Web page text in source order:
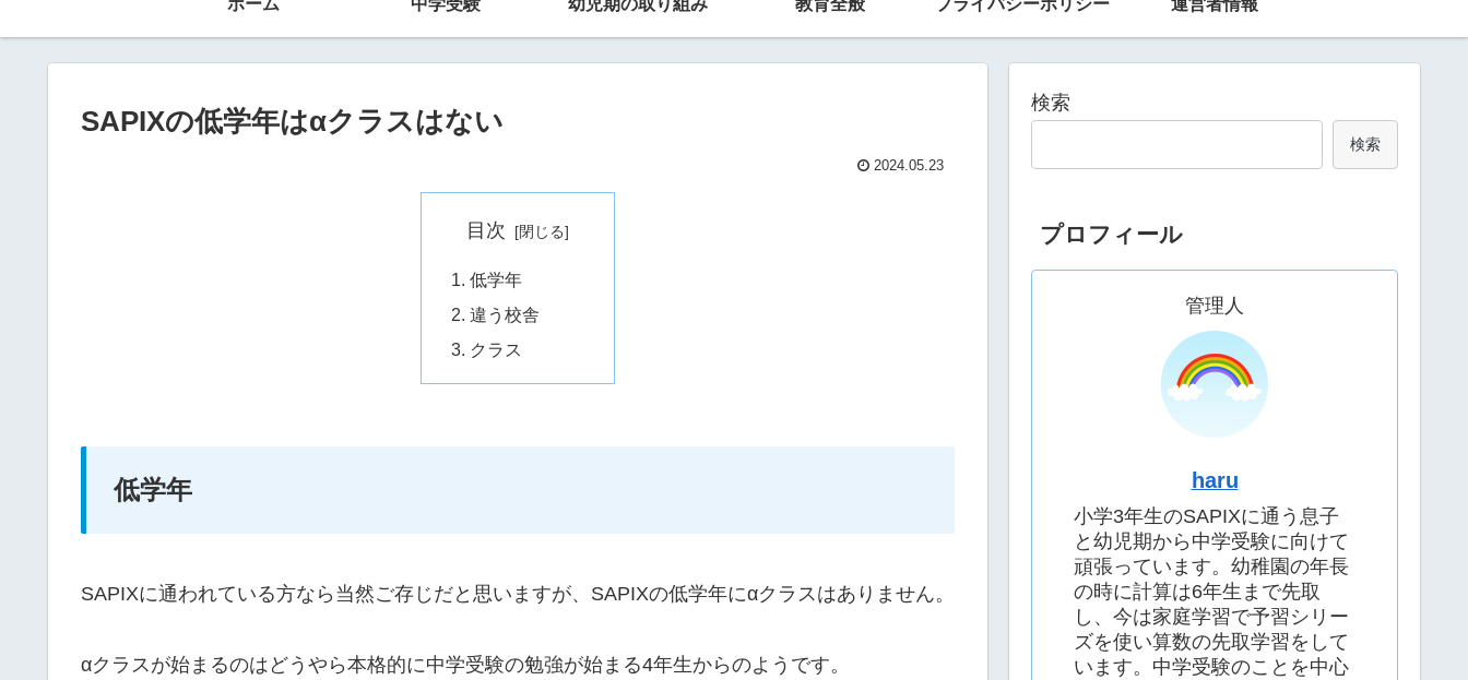
SAPIXの低学年はαクラスはない
2024.05.23
目次
低学年
違う校舎
クラス
低学年
SAPIXに通われている方なら当然ご存じだと思いますが、SAPIXの低学年にαクラスはありません。
αクラスが始まるのはどうやら本格的に中学受験の勉強が始まる4年生からのようです。
検索
検索
プロフィール
管理人
haru
小学3年生のSAPIXに通う息子
と幼児期から中学受験に向けて
頑張っています。幼稚園の年長
の時に計算は6年生まで先取
し、今は家庭学習で予習シリー
ズを使い算数の先取学習をして
います。中学受験のことを中心